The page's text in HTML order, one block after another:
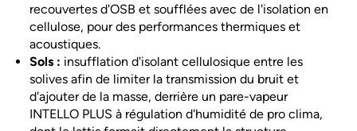
recouvertes d'OSB et soufflées avec de l'isolation en
cellulose, pour des performances thermiques et
acoustiques.
Sols : insufflation d'isolant cellulosique entre les
solives afin de limiter la transmission du bruit et
d'ajouter de la masse, derrière un pare-vapeur
INTELLO PLUS à régulation d'humidité de pro clima,